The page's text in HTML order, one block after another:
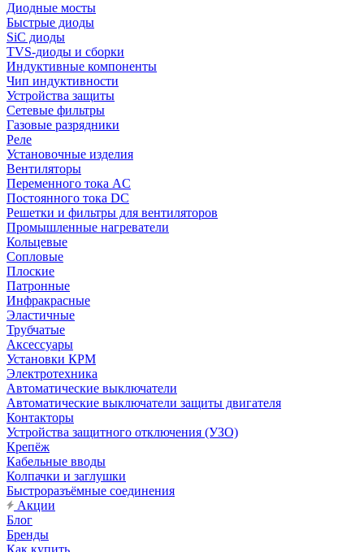
Диодные мосты
Быстрые диоды
SiC диоды
TVS-диоды и сборки
Индуктивные компоненты
Чип индуктивности
Устройства защиты
Сетевые фильтры
Газовые разрядники
Реле
Установочные изделия
Вентиляторы
Переменного тока AC
Постоянного тока DC
Решетки и фильтры для вентиляторов
Промышленные нагреватели
Кольцевые
Сопловые
Плоские
Патронные
Инфракрасные
Эластичные
Трубчатые
Аксессуары
Установки КРМ
Электротехника
Автоматические выключатели
Автоматические выключатели защиты двигателя
Контакторы
Устройства защитного отключения (УЗО)
Крепёж
Кабельные вводы
Колпачки и заглушки
Быстроразъёмные соединения
Акции
Блог
Бренды
Как купить